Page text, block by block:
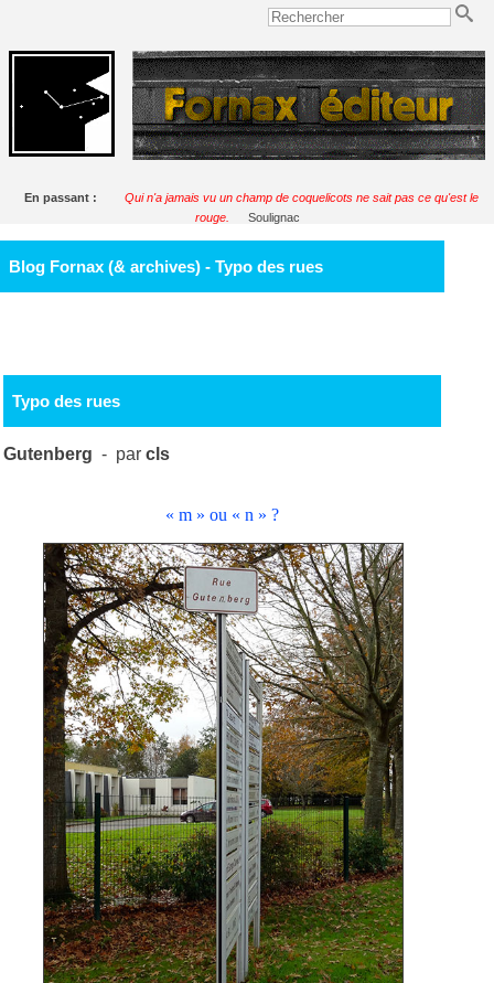
En passant :
Qui n'a jamais vu un champ de coquelicots ne sait pas ce qu'est le
rouge.
Soulignac
Blog Fornax (& archives) - Typo des rues
Typo des rues
Gutenberg - parcls
« m » ou « n » ?